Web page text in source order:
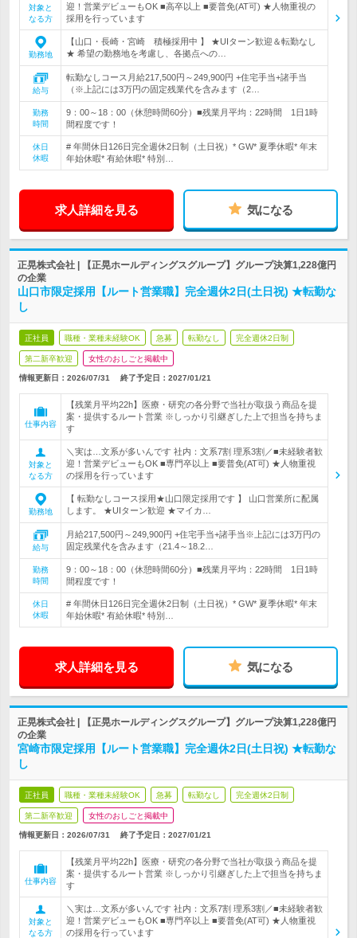
対象と
なる方
迎！営業デビューもOK ■高卒以上 ■要普免(AT可) ★人物重視の
採用を行っています
勤務地
【山口・長崎・宮崎 積極採用中 】 ★UIターン歓迎＆転勤なし
★ 希望の勤務地を考慮し、各拠点への…
給与
転勤なしコース月給217,500円～249,900円 +住宅手当+諸手当
（※上記には3万円の固定残業代を含みます（2…
勤務
時間
9：00～18：00（休憩時間60分）■残業月平均：22時間 1日1時
間程度です！
休日
休暇
# 年間休日126日完全週休2日制（土日祝）* GW* 夏季休暇* 年末
年始休暇* 有給休暇* 特別…
求人詳細を見る 気になる
正晃株式会社 | 【正晃ホールディングスグループ】グループ決算1,228億円
の企業
山口市限定採用【ルート営業職】完全週休2日(土日祝) ★転勤な
し
正社員 職種・業種未経験OK 急募 転勤なし 完全週休2日制
第二新卒歓迎 女性のおしごと掲載中
情報更新日：2026/07/31 終了予定日： 2027/01/21
仕事内容
【残業月平均22h】医療・研究の各分野で当社が取扱う商品を提
案・提供するルート営業 ※しっかり引継ぎした上で担当を持ちま
す
対象と
なる方
＼実は…文系が多いんです 社内：文系7割 理系3割／■未経験者歓
迎！営業デビューもOK ■専門卒以上 ■要普免(AT可) ★人物重視
の採用を行っています
勤務地
【 転勤なしコース採用★山口限定採用です 】 山口営業所に配属
します。 ★UIターン歓迎 ★マイカ…
給与
月給217,500円～249,900円 +住宅手当+諸手当※上記には3万円の
固定残業代を含みます（21.4～18.2…
勤務
時間
9：00～18：00（休憩時間60分）■残業月平均：22時間 1日1時
間程度です！
休日
休暇
# 年間休日126日完全週休2日制（土日祝）* GW* 夏季休暇* 年末
年始休暇* 有給休暇* 特別…
求人詳細を見る 気になる
正晃株式会社 | 【正晃ホールディングスグループ】グループ決算1,228億円
の企業
宮崎市限定採用【ルート営業職】完全週休2日(土日祝) ★転勤な
し
正社員 職種・業種未経験OK 急募 転勤なし 完全週休2日制
第二新卒歓迎 女性のおしごと掲載中
情報更新日：2026/07/31 終了予定日： 2027/01/21
仕事内容
【残業月平均22h】医療・研究の各分野で当社が取扱う商品を提
案・提供するルート営業 ※しっかり引継ぎした上で担当を持ちま
す
対象と
なる方
＼実は…文系が多いんです 社内：文系7割 理系3割／■未経験者歓
迎！営業デビューもOK ■専門卒以上 ■要普免(AT可) ★人物重視
の採用を行っています